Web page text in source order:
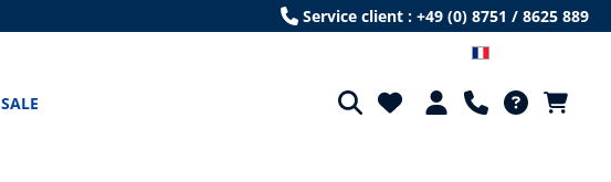
Service client : +49 (0) 8751 / 8625 889
SALE